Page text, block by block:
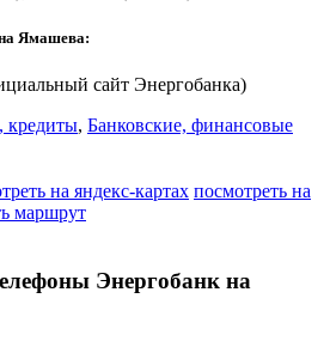
Ямашева:
сайт Энергобанка)
кредиты, Банковские, финансовые
на яндекс-картах посмотреть на
маршрут
Энергобанк на